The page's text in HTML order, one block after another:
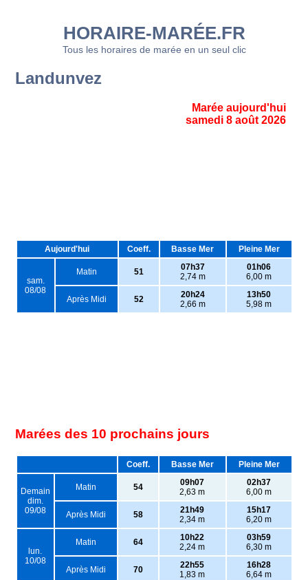
HORAIRE-MARÉE.FR
Tous les horaires de marée en un seul clic
Landunvez
Marée aujourd'hui
samedi 8 août 2026
Aujourd'hui Coeff. Basse Mer Pleine Mer
sam.
08/08
Matin 51
07h37
2,74 m
01h06
6,00 m
Après Midi 52
20h24
2,66 m
13h50
5,98 m
Marées des 10 prochains jours
Coeff. Basse Mer Pleine Mer
Demain
dim.
09/08
Matin 54
09h07
2,63 m
02h37
6,00 m
Après Midi 58
21h49
2,34 m
15h17
6,20 m
lun.
10/08
Matin 64
10h22
2,24 m
03h59
6,30 m
Après Midi 70
22h55
1,83 m
16h28
6,64 m